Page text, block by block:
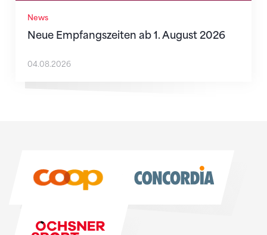
News
Neue Empfangszeiten ab 1. August 2026
04.08.2026